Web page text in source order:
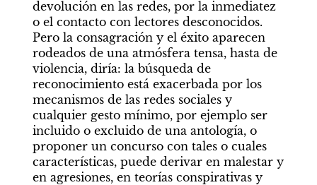
devolución en las redes, por la inmediatez
o el contacto con lectores desconocidos.
Pero la consagración y el éxito aparecen
rodeados de una atmósfera tensa, hasta de
violencia, diría: la búsqueda de
reconocimiento está exacerbada por los
mecanismos de las redes sociales y
cualquier gesto mínimo, por ejemplo ser
incluido o excluido de una antología, o
proponer un concurso con tales o cuales
características, puede derivar en malestar y
en agresiones, en teorías conspirativas y